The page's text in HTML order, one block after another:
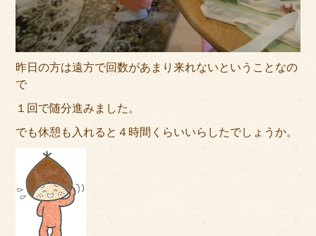
昨日の方は遠方で回数があまり来れないということなの
で
１回で随分進みました。
でも休憩も入れると４時間くらいいらしたでしょうか。